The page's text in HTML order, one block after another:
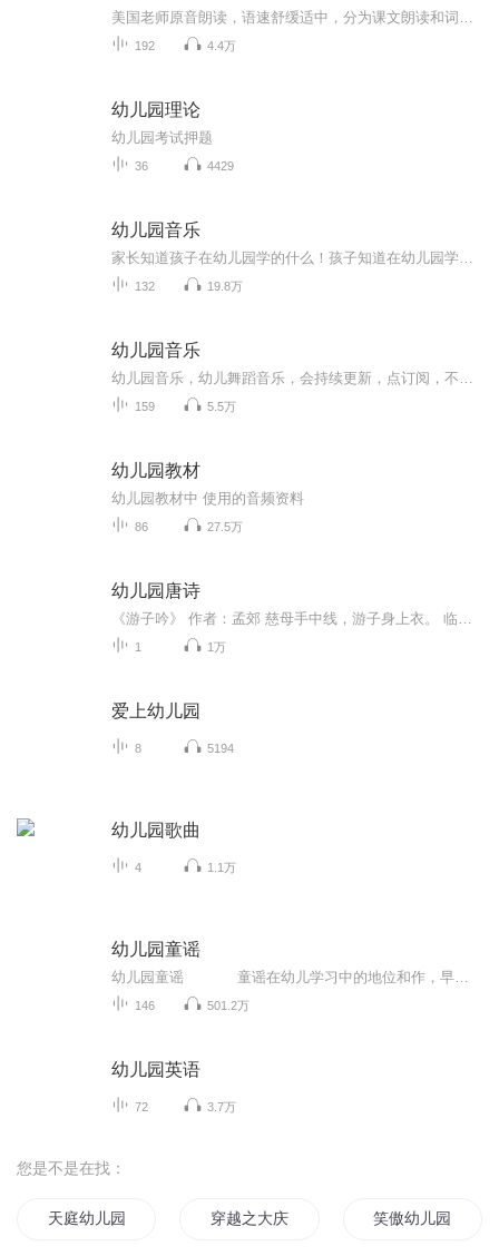
192 4.4万
幼儿园理论
幼儿园考试押题
36 4429
幼儿园音乐
132 19.8万
幼儿园音乐
159 5.5万
幼儿园教材
幼儿园教材中 使用的音频资料
86 27.5万
幼儿园唐诗
1 1万
爱上幼儿园
8 5194
幼儿园歌曲
4 1.1万
幼儿园童谣
146 501.2万
幼儿园英语
72 3.7万
您是不是在找：
天庭幼儿园 穿越之大庆帝国 笑傲幼儿园